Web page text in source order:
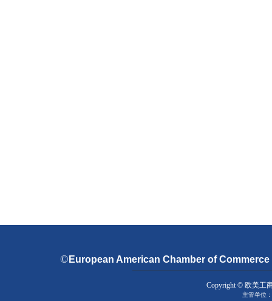
Copyright © 欧美工
主管单位
© European American Chamber of